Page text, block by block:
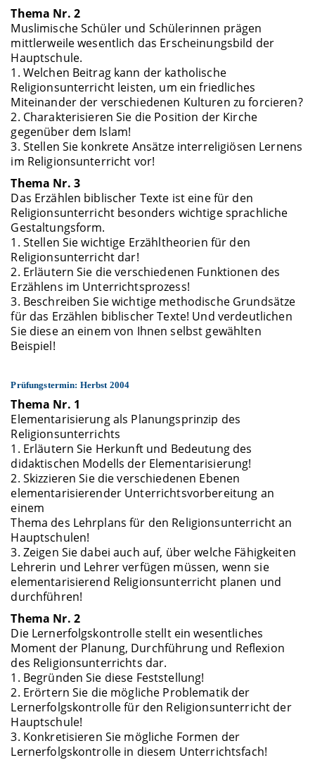
Thema Nr. 2
Muslimische Schüler und Schülerinnen prägen
mittlerweile wesentlich das Erscheinungsbild der
Hauptschule.
1. Welchen Beitrag kann der katholische
Religionsunterricht leisten, um ein friedliches
Miteinander der verschiedenen Kulturen zu forcieren?
2. Charakterisieren Sie die Position der Kirche
gegenüber dem Islam!
3. Stellen Sie konkrete Ansätze interreligiösen Lernens
im Religionsunterricht vor!
Thema Nr. 3
Das Erzählen biblischer Texte ist eine für den
Religionsunterricht besonders wichtige sprachliche
Gestaltungsform.
1. Stellen Sie wichtige Erzähltheorien für den
Religionsunterricht dar!
2. Erläutern Sie die verschiedenen Funktionen des
Erzählens im Unterrichtsprozess!
3. Beschreiben Sie wichtige methodische Grundsätze
für das Erzählen biblischer Texte! Und verdeutlichen
Sie diese an einem von Ihnen selbst gewählten
Beispiel!
Prüfungstermin: Herbst 2004
Thema Nr. 1
Elementarisierung als Planungsprinzip des
Religionsunterrichts
1. Erläutern Sie Herkunft und Bedeutung des
didaktischen Modells der Elementarisierung!
2. Skizzieren Sie die verschiedenen Ebenen
elementarisierender Unterrichtsvorbereitung an
einem
Thema des Lehrplans für den Religionsunterricht an
Hauptschulen!
3. Zeigen Sie dabei auch auf, über welche Fähigkeiten
Lehrerin und Lehrer verfügen müssen, wenn sie
elementarisierend Religionsunterricht planen und
durchführen!
Thema Nr. 2
Die Lernerfolgskontrolle stellt ein wesentliches
Moment der Planung, Durchführung und Reflexion
des Religionsunterrichts dar.
1. Begründen Sie diese Feststellung!
2. Erörtern Sie die mögliche Problematik der
Lernerfolgskontrolle für den Religionsunterricht der
Hauptschule!
3. Konkretisieren Sie mögliche Formen der
Lernerfolgskontrolle in diesem Unterrichtsfach!